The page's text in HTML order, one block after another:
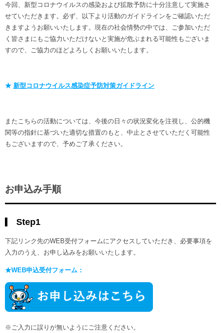
今回、新型コロナウイルスの感染および拡散予防に十分注意して実施さ
せていただきます。必ず、以下より活動のガイドラインをご確認いただ
きますようお願いいたします。現在の社会情勢の中では、ご参加いただ
く皆さまにもご協力いただけないと実施が危ぶまれる可能性もございま
すので、ご協力のほどよろしくお願いいたします。
★ 新型コロナウイルス感染症予防対策ガイドライン
またこちらの活動については、今後の日々の状況変化を注視し、公的機
関等の指針に基づいた適切な措置のもと、中止とさせていただく可能性
もございますので、予めご了承ください。
お申込み手順
Step1
下記リンク先のWEB受付フォームにアクセスしていただき、必要事項を
入力のうえ、お申し込みをお願いいたします。
★WEB申込受付フォーム：
※ご入力に誤りが無いようにご注意ください。